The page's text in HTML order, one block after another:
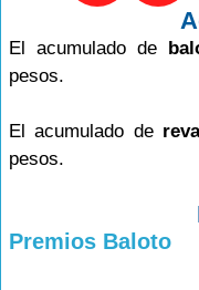
El acumulado de
pesos.
El acumulado de
pesos.
Premios Baloto